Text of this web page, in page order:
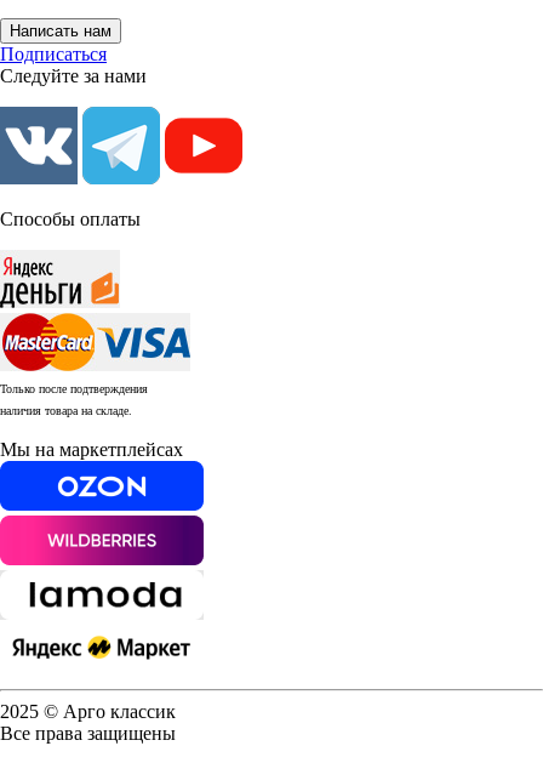
Написать нам
Подписаться
Следуйте за нами
Способы оплаты
Только после подтверждения
наличия товара на складе.
Мы на маркетплейсах
2025 © Арго классик
Все права защищены